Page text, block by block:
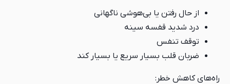
از حال رفتن یا بی‌هوشی ناگهانی
درد شدید قفسه سینه
توقف تنفس
ضربان قلب بسیار سریع یا بسیار کند
راه‌های کاهش خطر: